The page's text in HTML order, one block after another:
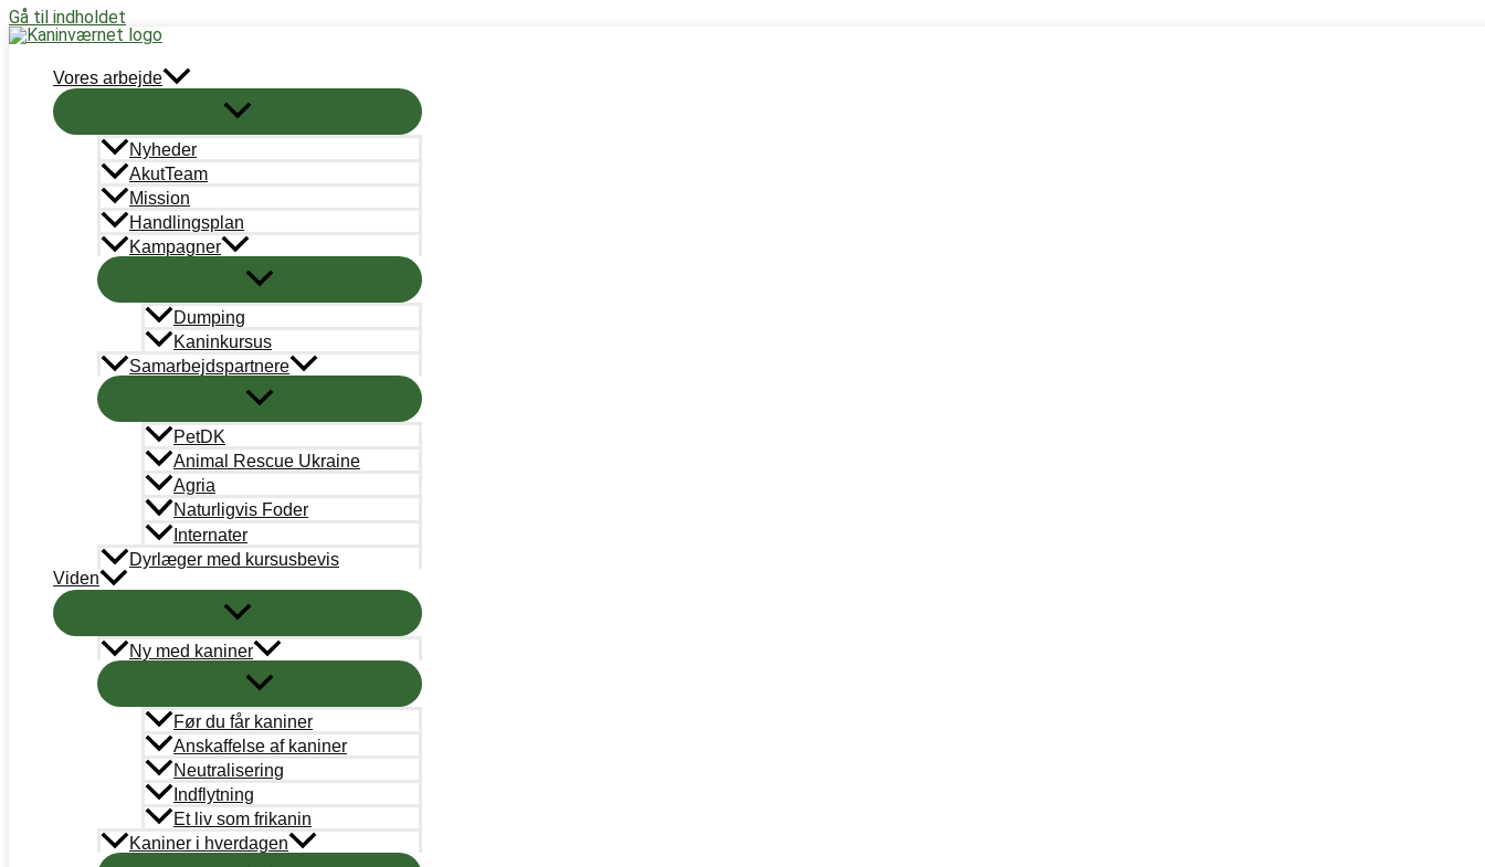
Gå til indholdet
Vores arbejde
Nyheder
AkutTeam
Mission
Handlingsplan
Kampagner
Dumping
Kaninkursus
Samarbejdspartnere
PetDK
Animal Rescue Ukraine
Agria
Naturligvis Foder
Internater
Dyrlæger med kursusbevis
Viden
Ny med kaniner
Før du får kaniner
Anskaffelse af kaniner
Neutralisering
Indflytning
Et liv som frikanin
Kaniner i hverdagen
Støt nu
KANINVÆRNET
CVRnr.: 38787101
info@kaninvaernet.dk
AkutTeam
akutteam@kaninvaernet.dk
NYTTIGE LINKS
Vores arbejde
Bestyrelse
Læringsportal
Kaninregister
Log ind